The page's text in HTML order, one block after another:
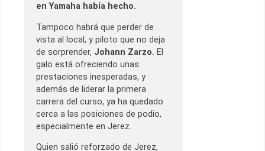
en Yamaha había hecho.
Tampoco habrá que perder de
vista al local, y piloto que no deja
de sorprender, Johann Zarzo. El
galo está ofreciendo unas
prestaciones inesperadas, y
además de liderar la primera
carrera del curso, ya ha quedado
cerca a las posiciones de podio,
especialmente en Jerez.
Quien salió reforzado de Jerez,